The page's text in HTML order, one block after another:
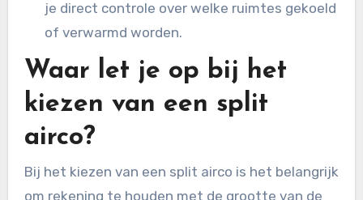
je direct controle over welke ruimtes gekoeld
of verwarmd worden.
Waar let je op bij het
kiezen van een split
airco?
Bij het kiezen van een split airco is het belangrijk
om rekening te houden met de grootte van de